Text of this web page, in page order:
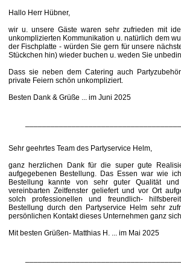
Hallo Herr Hübner,
wir u. unsere Gäste waren sehr zufrieden mit
unkomplizierten Kommunikation u. natürlich dem
der Fischplatte - würden Sie gern für unsere
Stückchen hin) wieder buchen u. weden Sie
Dass sie neben dem Catering auch
private Feiern schön unkompliziert.
Besten Dank & Grüße ... im Juni 2025
Sehr geehrtes Team des Partyservice Helm,
ganz herzlichen Dank für die super gute
aufgegebenen Bestellung. Das Essen war wie
Bestellung kannte von sehr guter Qualität
vereinbarten Zeitfenster geliefert und vor Ort
solch professionellen und freundlich-
Bestellung durch den Partyservice Helm sehr
persönlichen Kontakt dieses Unternehmen ganz
Mit besten Grüßen- Matthias H. ... im Mai 2025